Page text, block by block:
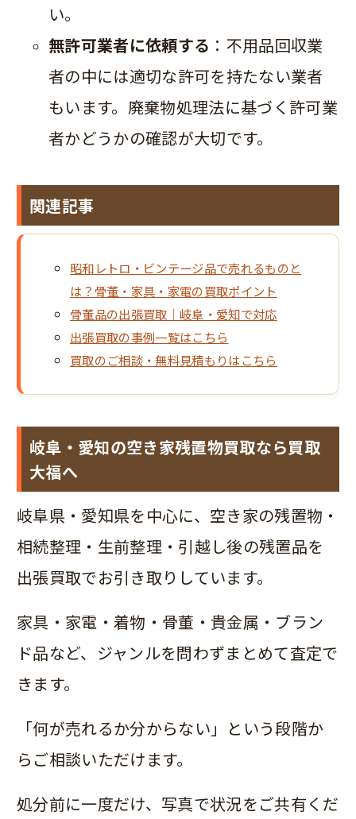
い。
無許可業者に依頼する ：不用品回収業
者の中には適切な許可を持たない業者
もいます。廃棄物処理法に基づく許可業
者かどうかの確認が大切です。
関連記事
昭和レトロ・ビンテージ品で売れるものと
は？骨董・家具・家電の買取ポイント
骨董品の出張買取｜岐阜・愛知で対応
出張買取の事例一覧はこちら
買取のご相談・無料見積もりはこちら
岐阜・愛知の空き家残置物買取なら買取
大福へ
岐阜県・愛知県を中心に、空き家の残置物・
相続整理・生前整理・引越し後の残置品を
出張買取でお引き取りしています。
家具・家電・着物・骨董・貴金属・ブラン
ド品など、ジャンルを問わずまとめて査定で
きます。
「何が売れるか分からない」という段階か
らご相談いただけます。
処分前に一度だけ、写真で状況をご共有くだ